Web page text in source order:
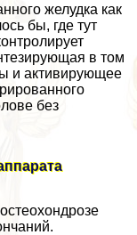
желудка как
бы, где тут
в том
и активирующее
без